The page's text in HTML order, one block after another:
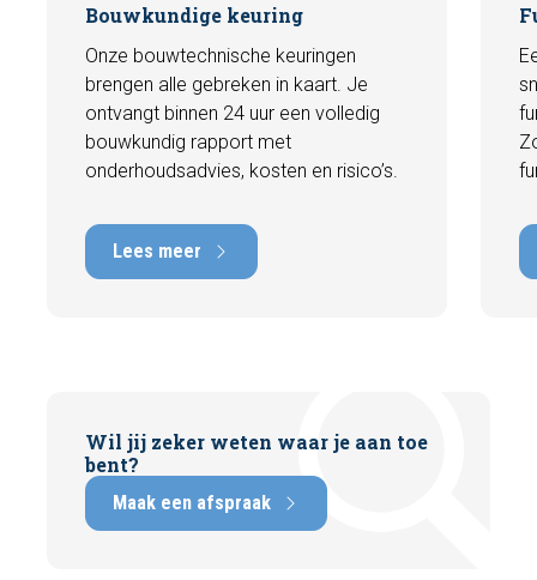
Bouwkundige keuring
Onze bouwtechnische keuringen
brengen alle gebreken in kaart. Je
ontvangt binnen 24 uur een volledig
bouwkundig rapport met
onderhoudsadvies, kosten en risico’s.
Lees meer
Wil jij zeker weten waar je aan toe
bent?
Maak een afspraak